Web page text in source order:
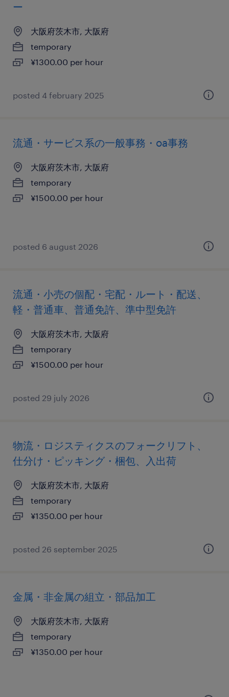
ー
大阪府茨木市, 大阪府
temporary
¥1300.00 per hour
posted 4 february 2025
流通・サービス系の一般事務・oa事務
大阪府茨木市, 大阪府
temporary
¥1500.00 per hour
posted 6 august 2026
流通・小売の個配・宅配・ルート・配送、
軽・普通車、普通免許、準中型免許
大阪府茨木市, 大阪府
temporary
¥1500.00 per hour
posted 29 july 2026
物流・ロジスティクスのフォークリフト、
仕分け・ピッキング・梱包、入出荷
大阪府茨木市, 大阪府
temporary
¥1350.00 per hour
posted 26 september 2025
金属・非金属の組立・部品加工
大阪府茨木市, 大阪府
temporary
¥1350.00 per hour